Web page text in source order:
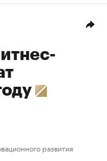
развития